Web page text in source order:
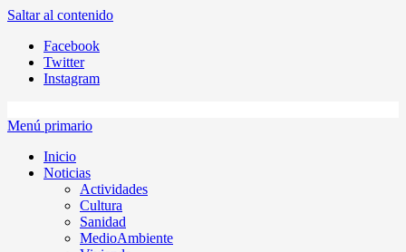
Saltar al contenido
Facebook
Twitter
Instagram
Menú primario
Inicio
Noticias
Actividades
Cultura
Sanidad
MedioAmbiente